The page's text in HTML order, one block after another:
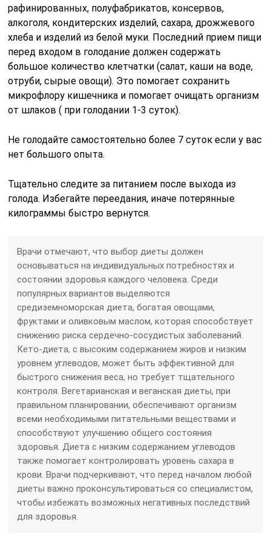
рафинированных, полуфабрикатов, консервов,
алкоголя, кондитерских изделий, сахара, дрожжевого
хлеба и изделий из белой муки. Последний прием пищи
перед входом в голодание должен содержать
большое количество клетчатки (салат, каши на воде,
отруби, сырые овощи). Это помогает сохранить
микрофлору кишечника и помогает очищать организм
от шлаков ( при голодании 1-3 суток).
Не голодайте самостоятельно более 7 суток если у вас
нет большого опыта.
Тщательно следите за питанием после выхода из
голода. Избегайте переедания, иначе потерянные
килограммы быстро вернутся.
Врачи отмечают, что выбор диеты должен
основываться на индивидуальных потребностях и
состоянии здоровья каждого человека. Среди
популярных вариантов выделяются
средиземноморская диета, богатая овощами,
фруктами и оливковым маслом, которая способствует
снижению риска сердечно-сосудистых заболеваний.
Кето-диета, с высоким содержанием жиров и низким
уровнем углеводов, может быть эффективной для
быстрого снижения веса, но требует тщательного
контроля. Вегетарианская и веганская диеты, при
правильном планировании, обеспечивают организм
всеми необходимыми питательными веществами и
способствуют улучшению общего состояния
здоровья. Диета с низким содержанием углеводов
также помогает контролировать уровень сахара в
крови. Врачи подчеркивают, что перед началом любой
диеты важно проконсультироваться со специалистом,
чтобы избежать возможных негативных последствий
для здоровья.